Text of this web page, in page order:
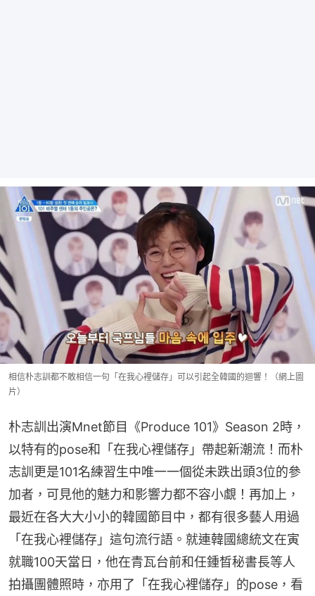
相信朴志訓都不敢相信一句「在我心裡儲存」可以引起全韓國的迴響！（網上圖
片）
朴志訓出演Mnet節目《Produce 101》Season 2時，
以特有的pose和「在我心裡儲存」帶起新潮流！而朴
志訓更是101名練習生中唯一一個從未跌出頭3位的參
加者，可見他的魅力和影響力都不容小覷！再加上，
最近在各大大小小的韓國節目中，都有很多藝人用過
「在我心裡儲存」這句流行語。就連韓國總統文在寅
就職100天當日，他在青瓦台前和任鍾晳秘書長等人
拍攝團體照時，亦用了「在我心裡儲存」的pose，看